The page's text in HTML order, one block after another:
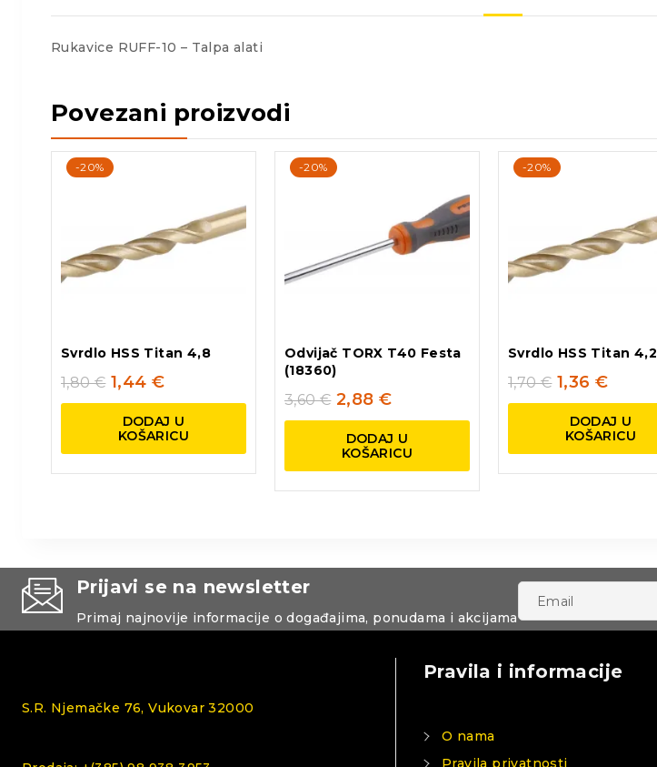
Rukavice RUFF-10 – Talpa alati
Povezani proizvodi
-20%
Svrdlo HSS Titan 4,8
1,80€ 1,44 €
DODAJ U
KOŠARICU
-20%
Odvijač TORX T40 Festa
(18360)
3,60€ 2,88 €
DODAJ U
KOŠARICU
-20%
Svrdlo HSS Titan 4,2
1,70€ 1,36 €
DODAJ U
KOŠARICU
Prijavi se na newsletter
Primaj najnovije informacije o događajima, ponudama i akcijama
S.R. Njemačke 76, Vukovar 32000
Pravila i informacije
O nama